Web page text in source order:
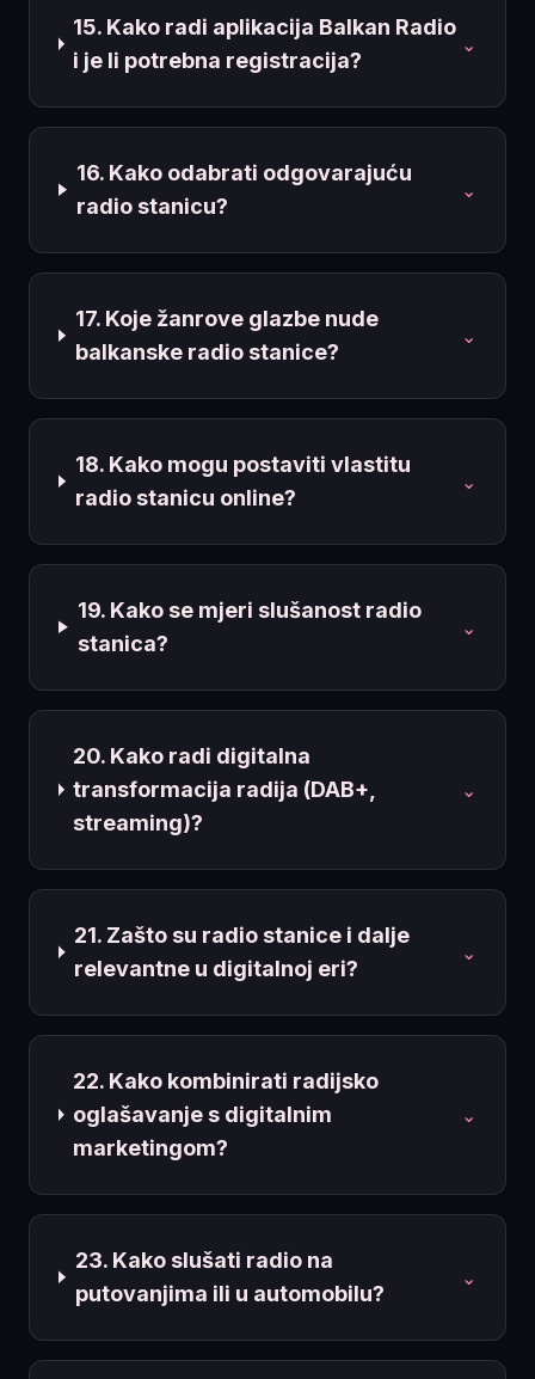
15. Kako radi aplikacija Balkan Radio
i je li potrebna registracija?
⌄
16. Kako odabrati odgovarajuću
radio stanicu?
⌄
17. Koje žanrove glazbe nude
balkanske radio stanice?
⌄
18. Kako mogu postaviti vlastitu
radio stanicu online?
⌄
19. Kako se mjeri slušanost radio
stanica?
⌄
20. Kako radi digitalna
transformacija radija (DAB+,
streaming)?
⌄
21. Zašto su radio stanice i dalje
relevantne u digitalnoj eri?
⌄
22. Kako kombinirati radijsko
oglašavanje s digitalnim
marketingom?
⌄
23. Kako slušati radio na
putovanjima ili u automobilu?
⌄